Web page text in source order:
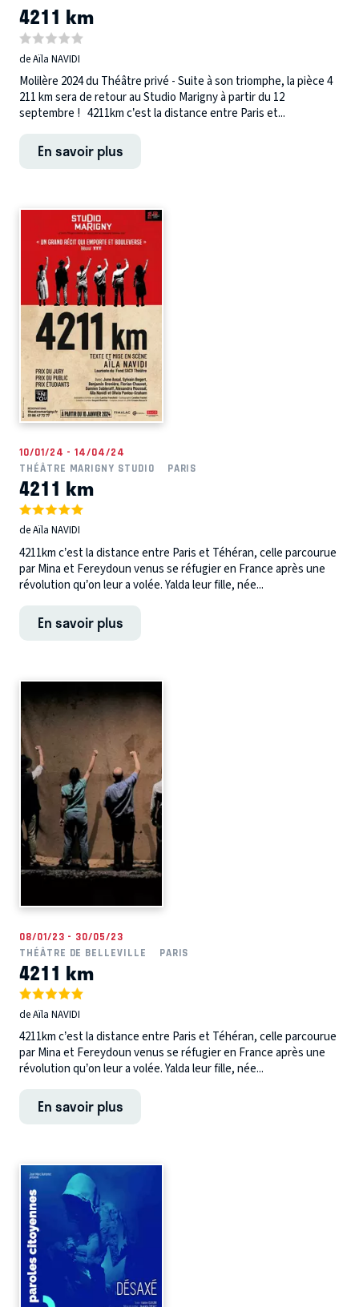
4211 km
de Aïla NAVIDI
Molilère 2024 du Théâtre privé - Suite à son triomphe, la pièce 4
211 km sera de retour au Studio Marigny à partir du 12
septembre ! 4211km c’est la distance entre Paris et...
En savoir plus
10/01/24 - 14/04/24
THÉÂTRE MARIGNY STUDIO
PARIS
4211 km
de Aïla NAVIDI
4211km c’est la distance entre Paris et Téhéran, celle parcourue
par Mina et Fereydoun venus se réfugier en France après une
révolution qu’on leur a volée. Yalda leur fille, née...
En savoir plus
08/01/23 - 30/05/23
THÉÂTRE DE BELLEVILLE
PARIS
4211 km
de Aïla NAVIDI
4211km c’est la distance entre Paris et Téhéran, celle parcourue
par Mina et Fereydoun venus se réfugier en France après une
révolution qu’on leur a volée. Yalda leur fille, née...
En savoir plus